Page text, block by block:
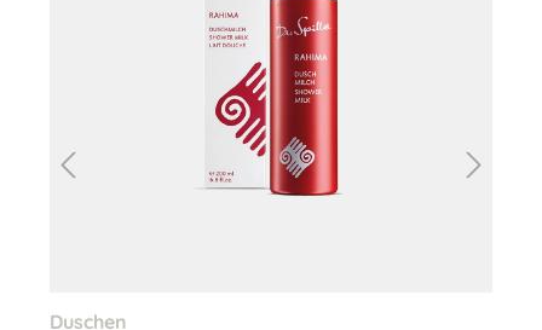
Duschen